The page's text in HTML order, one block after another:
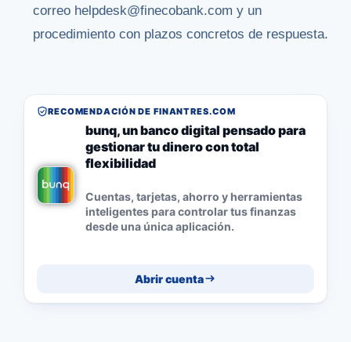
correo helpdesk@finecobank.com y un
procedimiento con plazos concretos de respuesta.
RECOMENDACIÓN DE FINANTRES.COM
bunq, un banco digital pensado para
gestionar tu dinero con total
flexibilidad
Cuentas, tarjetas, ahorro y herramientas
inteligentes para controlar tus finanzas
desde una única aplicación.
Abrir cuenta